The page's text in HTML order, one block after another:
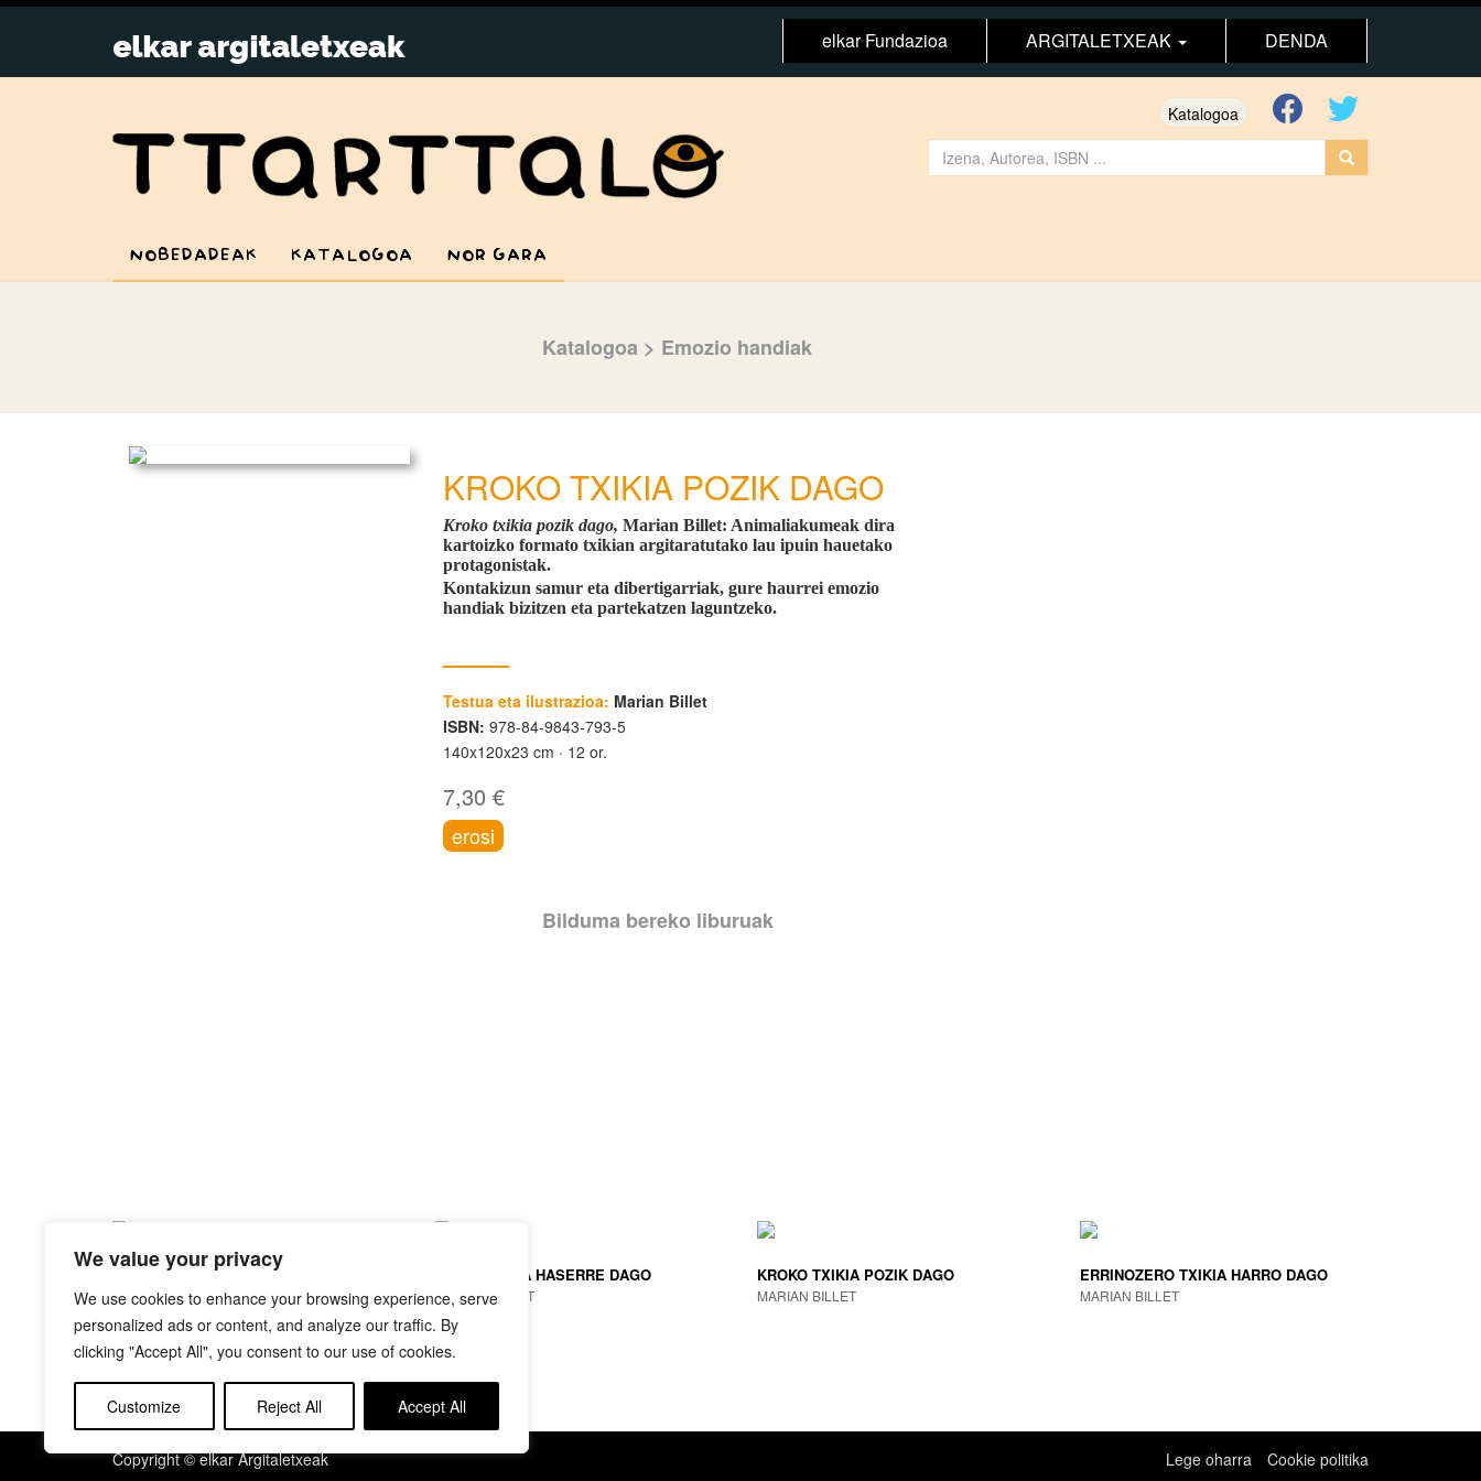
We value your privacy
We use cookies to enhance your browsing experience, serve
personalized ads or content, and analyze our traffic. By
clicking "Accept All", you consent to our use of cookies.
Customize Reject All Accept All
elkar Fundazioa ARGITALETXEAK DENDA
Katalogoa
NOBEDADEAK KATALOGOA NOR GARA
Katalogoa > Emozio handiak
KROKO TXIKIA POZIK DAGO
Kroko txikia pozik dago, Marian Billet: Animaliakumeak dira
kartoizko formato txikian argitaratutako lau ipuin hauetako
protagonistak.
Kontakizun samur eta dibertigarriak, gure haurrei emozio
handiak bizitzen eta partekatzen laguntzeko.
Testua eta ilustrazioa: Marian Billet
ISBN: 978-84-9843-793-5
140x120x23 cm
12 or.
7,30 €
erosi
Bilduma bereko liburuak
GAZELA TXIKIA BELDUR DA
MARIAN BILLET
LEHOI TXIKIA HASERRE DAGO
MARIAN BILLET
KROKO TXIKIA POZIK DAGO
MARIAN BILLET
ERRINOZERO TXIKIA HARRO DAGO
MARIAN BILLET
Copyright © elkar Argitaletxeak Lege oharra Cookie politika